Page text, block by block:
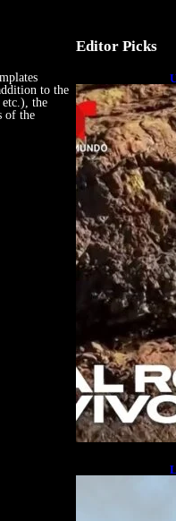
to the
etc.), the
of the
Editor Picks